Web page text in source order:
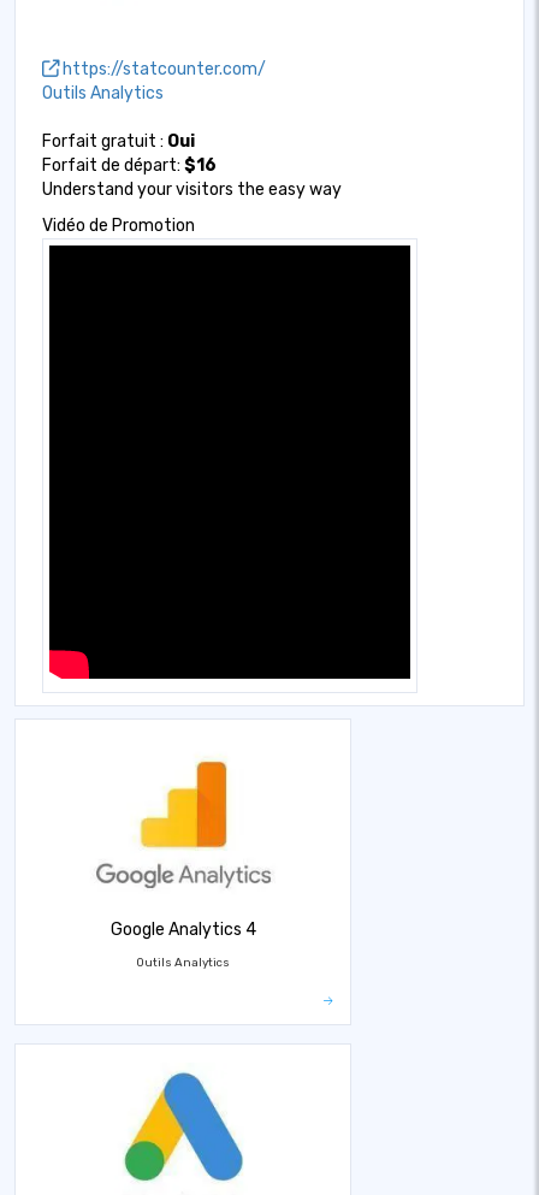
https://statcounter.com/
Outils Analytics
Forfait gratuit : Oui
Forfait de départ: $16
Understand your visitors the easy way
Vidéo de Promotion
Google Analytics 4
Outils Analytics